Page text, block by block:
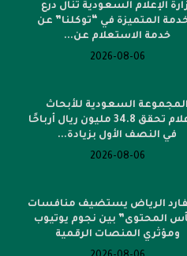
الإعلام السعودية تنال درع
المتميزة في “توكلنا” عن
خدمة الاستعلام عن...
2026-08-06
المجموعة السعودية للأبحاث
والإعلام تحقق 34.8 مليون ريال أرباحًا
في النصف الأول بزيادة...
2026-08-06
الرياض يستضيف منافسات
المحتوى” بين نجوم يوتيوب
ومؤثري المنصات الرقمية